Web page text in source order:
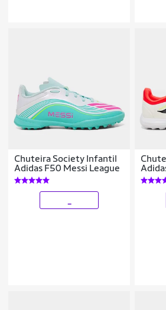
Chuteira Society Infantil
Adidas F50 Messi League